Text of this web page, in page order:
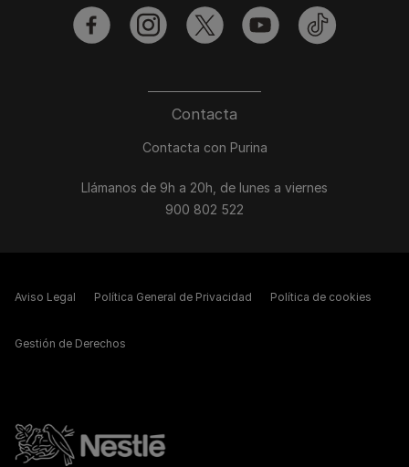
Contacta
Contacta con Purina
Llámanos de 9h a 20h, de lunes a viernes
900 802 522
facebookinstagramtwitter youtubetiktok
Aviso Legal Política General de Privacidad Política de cookies
Gestión de Derechos